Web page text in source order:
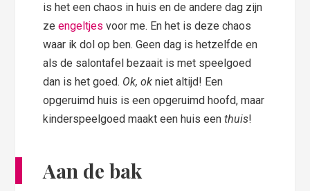
is het een chaos in huis en de andere dag zijn
zeengeltjesvoor me. En het is deze chaos
waar ik dol op ben. Geen dag is hetzelfde en
als de salontafel bezaait is met speelgoed
dan is het goed. Ok, ok niet altijd! Een
opgeruimd huis is een opgeruimd hoofd, maar
kinderspeelgoed maakt een huis eenthuis!
Aan de bak